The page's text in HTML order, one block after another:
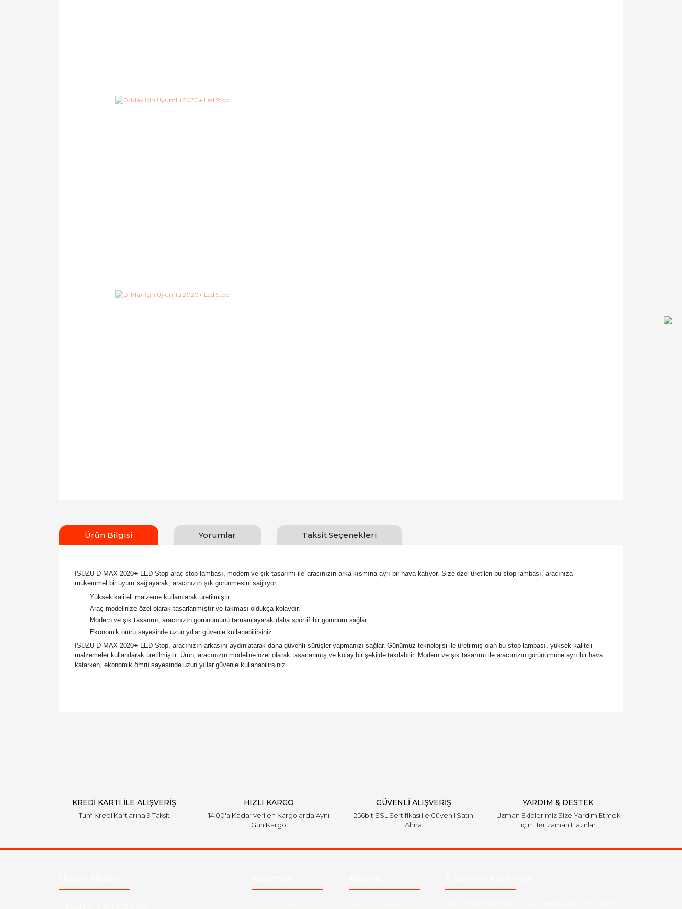
Ürün Bilgisi Yorumlar Taksit Seçenekleri
ISUZU D-MAX 2020+ LED Stop araç stop lambası, modern ve şık tasarımı ile aracınızın arka kısmına ayrı bir hava katıyor. Size özel üretilen bu stop lambası, aracınıza
mükemmel bir uyum sağlayarak, aracınızın şık görünmesini sağlıyor.
Yüksek kaliteli malzeme kullanılarak üretilmiştir.
Araç modelinize özel olarak tasarlanmıştır ve takması oldukça kolaydır.
Modern ve şık tasarımı, aracınızın görünümünü tamamlayarak daha sportif bir görünüm sağlar.
Ekonomik ömrü sayesinde uzun yıllar güvenle kullanabilirsiniz.
ISUZU D-MAX 2020+ LED Stop, aracınızın arkasını aydınlatarak daha güvenli sürüşler yapmanızı sağlar. Günümüz teknolojisi ile üretilmiş olan bu stop lambası, yüksek kaliteli
malzemeler kullanılarak üretilmiştir. Ürün, aracınızın modeline özel olarak tasarlanmış ve kolay bir şekilde takılabilir. Modern ve şık tasarımı ile aracınızın görünümüne ayrı bir hava
katarken, ekonomik ömrü sayesinde uzun yıllar güvenle kullanabilirsiniz.
KREDİ KARTI İLE ALIŞVERİŞ
Tüm Kredi Kartlarına 9 Taksit
HIZLI KARGO
14:00'a Kadar verilen Kargolarda Aynı
Gün Kargo
GÜVENLİ ALIŞVERİŞ
256bit SSL Sertifikası ile Güvenli Satın
Alma
YARDIM & DESTEK
Uzman Ekiplerimiz Size Yardım Etmek
için Her zaman Hazırlar